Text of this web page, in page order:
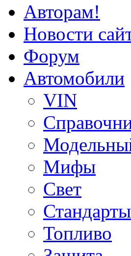
Авторам!
Новости
Форум
Автомобили
VIN
Мифы
Свет
Стандарты
Топливо